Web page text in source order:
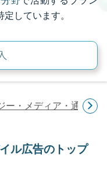
しています。
ー・メディア・通信研
ル広告のトップ